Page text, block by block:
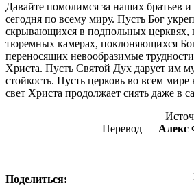
Давайте помолимся за наших братьев
сегодня по всему миру. Пусть Бог
скрывающихся в подпольных церквях,
тюремных камерах, поклоняющихся
переносящих невообразимые
Христа. Пусть Святой Дух дарует им
стойкость. Пусть церковь во всем мире
свет Христа продолжает сиять даже в
Перевод —
Поделиться: